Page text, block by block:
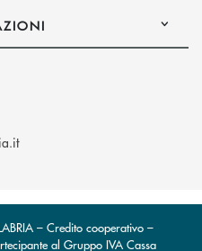
l’app di posta elettronica)
(si apre l’app di posta
– Credito cooperativo –
al Gruppo IVA Cassa